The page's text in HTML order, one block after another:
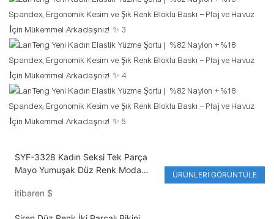
SYF-3328 Kadın Seksi Tek Parça
Mayo Yumuşak Düz Renk Moda
itibaren $
ÜRÜNLERI GÖRÜNTÜLE